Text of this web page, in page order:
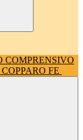
COMPRENSIVO
COPPARO FE